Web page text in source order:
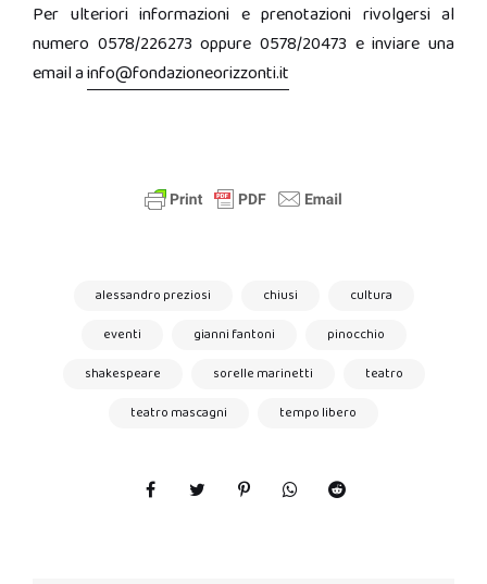
Per ulteriori informazioni e prenotazioni rivolgersi al
numero 0578/226273 oppure 0578/20473 e inviare una
email ainfo@fondazioneorizzonti.it
alessandro preziosi chiusi
cultura
eventi
gianni fantoni
pinocchio
shakespeare
sorelle marinetti
teatro
teatro mascagni
tempo libero